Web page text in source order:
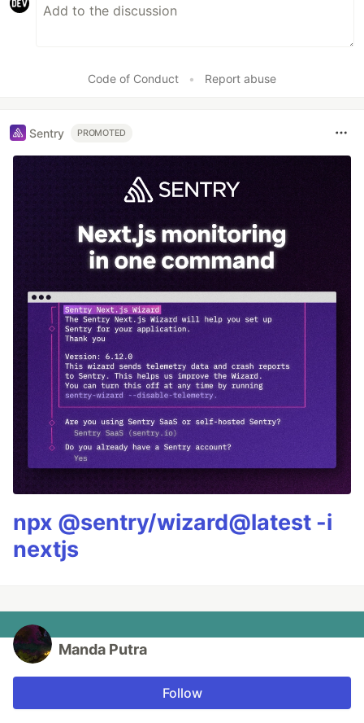
Code of Conduct • Report abuse
Sentry PROMOTED
npx @sentry/wizard@latest -i
nextjs
Manda Putra
Follow